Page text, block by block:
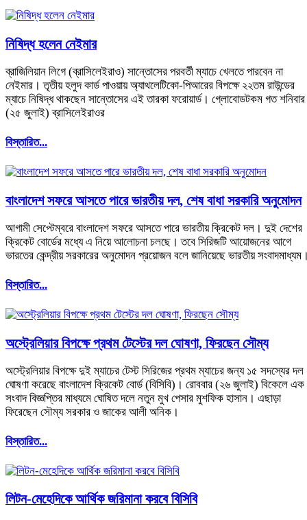
নিষিদ্ধ হলেন নেইমার
ব্রাজিলিয়ান লিগে (ব্রাসিলেইরাও) সান্তোসের পরবর্তী ম্যাচে খেলতে পারবেন না
নেইমার। তৃতীয় হলুদ কার্ড পাওয়ায় অ্যাথলেটিকো-পিআরের বিপক্ষে ২২তম রাউন্ডের
ম্যাচে নিষিদ্ধ থাকছেন সান্তোসের এই তারকা ফরোয়ার্ড। গ্লোবোডটকম গত শনিবার
(২৫ জুলাই) ব্রাসিলেইরাওর
বিস্তারিত...
বাংলাদেশ সফরে আসতে পারে ভারতীয় দল, শেষ বাধা সরকারি অনুমোদন
আগামী সেপ্টেম্বরে বাংলাদেশ সফরে আসতে পারে ভারতীয় ক্রিকেট দল। দুই দেশের
ক্রিকেট বোর্ডের মধ্যে এ নিয়ে আলোচনা চলছে। তবে সিরিজটি আয়োজনের আগে
ভারতের কেন্দ্রীয় সরকারের অনুমোদন প্রয়োজন বলে জানিয়েছে ভারতীয়
বিস্তারিত...
অস্ট্রেলিয়ার বিপক্ষে প্রথম টেস্টের দল ঘোষণা, ফিরছেন সৌম্য
অস্ট্রেলিয়ার বিপক্ষে দুই ম্যাচের টেস্ট সিরিজের প্রথম ম্যাচের জন্য ১৫ সদস্যের দল
ঘোষণা করেছে বাংলাদেশ ক্রিকেট বোর্ড (বিসিবি)। রোববার (২৬ জুলাই) বিকেলে এক
সংবাদ বিজ্ঞপ্তির মাধ্যমে ঘোষিত দলে নতুন মুখ পেসার মুশফিক হাসান। এছাড়া
ফিরেছেন সৌম্য সরকার ও জাকের আলী অনিক।
বিস্তারিত...
লিটন-মেহেদিকে আর্থিক জরিমানা করবে বিসিবি